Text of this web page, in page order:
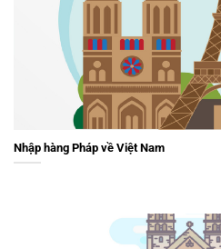
Nhập hàng Pháp về Việt Nam